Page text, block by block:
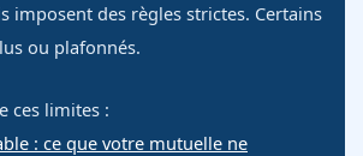
imposent des règles strictes. Certains
ou plafonnés.
ces limites :
: ce que votre mutuelle ne